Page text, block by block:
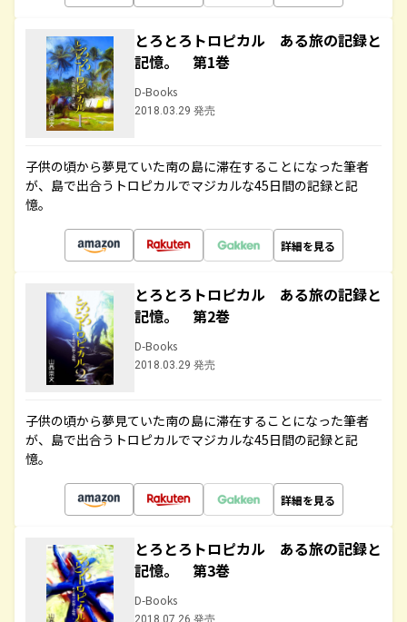
とろとろトロピカル ある旅の記録と
記憶。 第1巻
D-Books
2018.03.29 発売
子供の頃から夢見ていた南の島に滞在することになった筆者
が、島で出合うトロピカルでマジカルな45日間の記録と記
憶。
詳細を見る
とろとろトロピカル ある旅の記録と
記憶。 第2巻
D-Books
2018.03.29 発売
子供の頃から夢見ていた南の島に滞在することになった筆者
が、島で出合うトロピカルでマジカルな45日間の記録と記
憶。
詳細を見る
とろとろトロピカル ある旅の記録と
記憶。 第3巻
D-Books
2018.07.26 発売